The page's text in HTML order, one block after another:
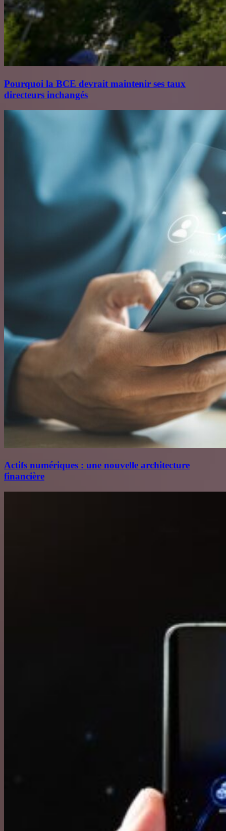
Pourquoi la BCE devrait maintenir ses taux
directeurs inchangés
Actifs numériques : une nouvelle architecture
financière